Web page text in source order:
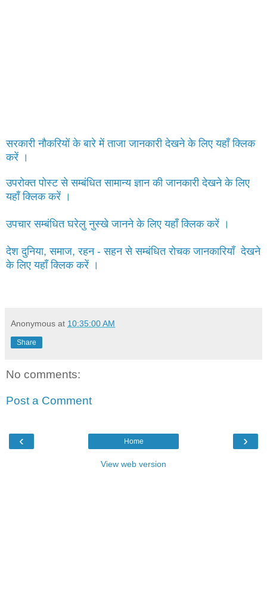
सरकारी नौकरियों के बारे में ताजा जानकारी देखने के लिए यहाँ क्लिक
करें ।
उपरोक्त पोस्ट से सम्बंधित सामान्य ज्ञान की जानकारी देखने के लिए
यहाँ क्लिक करें ।
उपचार सम्बंधित घरेलु नुस्खे जानने के लिए यहाँ क्लिक करें ।
देश दुनिया, समाज, रहन - सहन से सम्बंधित रोचक जानकारियाँ देखने
के लिए यहाँ क्लिक करें ।
Anonymous at 10:35:00 AM
Share
No comments:
Post a Comment
‹ ›
Home
View web version